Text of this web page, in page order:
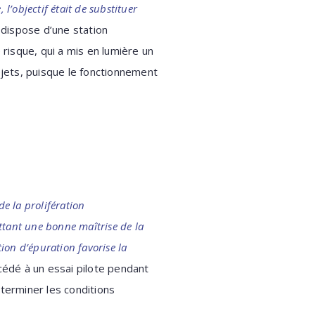
l’objectif était de substituer
d’une station
qui a mis en lumière un
puisque le fonctionnement
la prolifération
une bonne maîtrise de la
d’épuration favorise la
à un essai pilote pendant
les conditions